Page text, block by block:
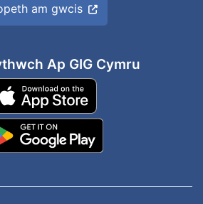
am gwcis
Ap GIG Cymru